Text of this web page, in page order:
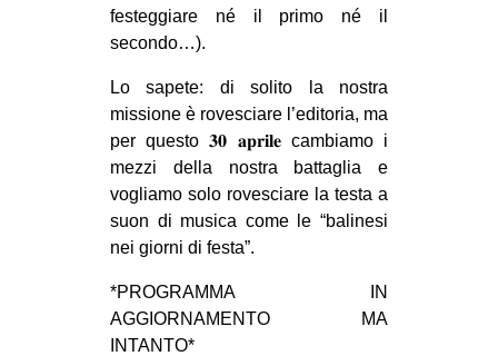
SPORT POPOLARE
AMBIENTE
ANTIFASCISMO
DIRITTO ALL’ABITARE
GENERI
MIGRAZIONI
PRECARIATO
REPRESSIONE
festeggiare né il primo né il
secondo…).
Lo sapete: di solito la nostra
missione è rovesciare l’editoria, ma
per questo 𝟑𝟎 𝐚𝐩𝐫𝐢𝐥𝐞 cambiamo i
mezzi della nostra battaglia e
vogliamo solo rovesciare la testa a
suon di musica come le “balinesi
nei giorni di festa”.
*PROGRAMMA IN
AGGIORNAMENTO MA
INTANTO*